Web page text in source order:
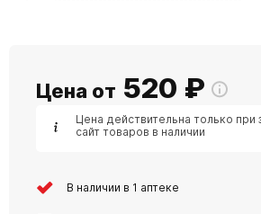
Цена от 520 ₽
Цена действительна только при
сайт товаров в наличии
В наличии в 1 аптеке